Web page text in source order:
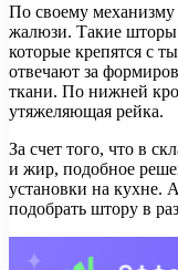
По своему
жалюзи. Такие
которые крепятся с
отвечают за
ткани. По нижней
утяжеляющая рейка.
За счет того, что в
и жир, подобное
установки на кухне.
подобрать штору в